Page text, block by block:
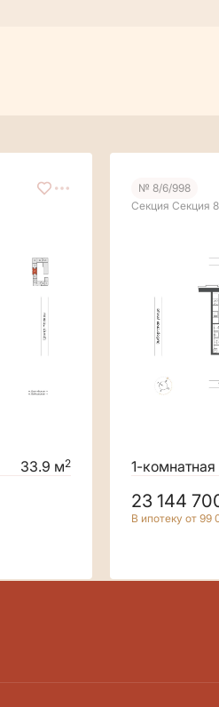
33.9 м2
№ 8/6/998
Секция Секция
1-комнатная
23 144
В ипотеку от 99